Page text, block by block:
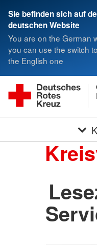
Sie befinden sich auf
deutschen Website
You are on the German
you can use the switch
the English one